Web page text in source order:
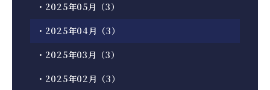
・2025年05月（3）
・2025年04月（3）
・2025年03月（3）
・2025年02月（3）